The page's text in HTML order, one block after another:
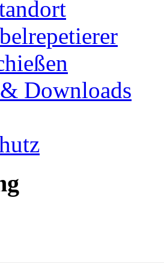
Downloads